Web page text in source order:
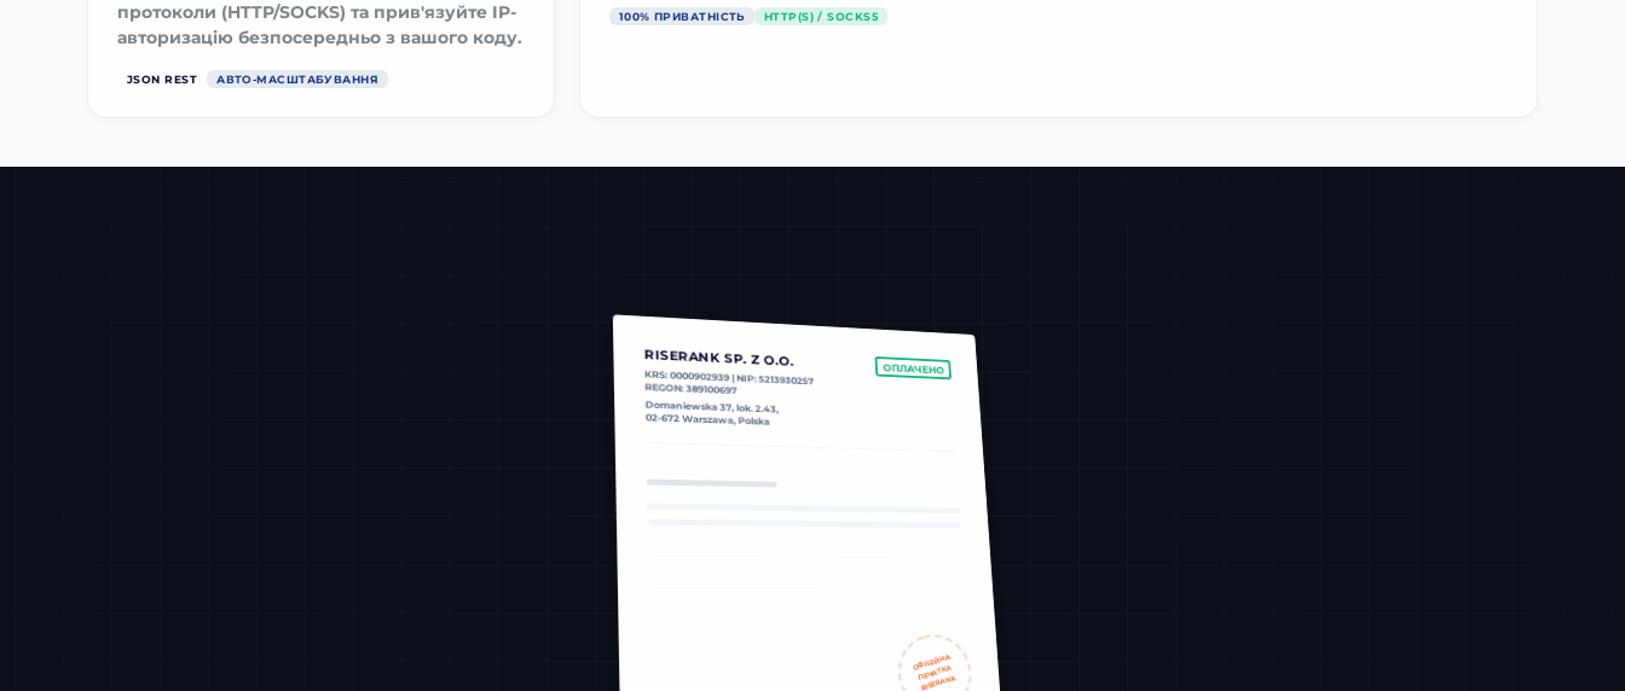
протоколи (HTTP/SOCKS) та прив'язуйте IP-
авторизацію безпосередньо з вашого коду.
JSON REST АВТО-МАСШТАБУВАННЯ
100% ПРИВАТНІСТЬ HTTP(S) / SOCKS5
RISERANK SP. Z O.O.
KRS: 0000902939 | NIP: 5213930257
REGON: 389100697
Domaniewska 37, lok. 2.43,
02-672 Warszawa, Polska
ОПЛАЧЕНО
ОФІЦІЙНА
ПЕЧАТКА
RISERANK